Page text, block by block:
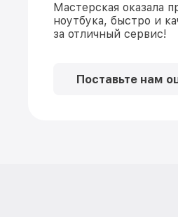
Мастерская оказала
ноутбука, быстро и
за отличный сервис!
Поставьте нам